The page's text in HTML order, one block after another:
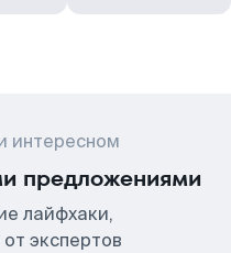
интересном
предложениями
лайфхаки,
экспертов